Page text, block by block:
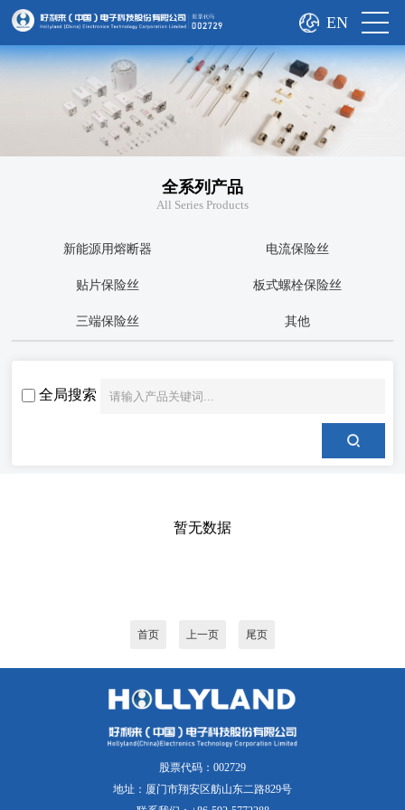
EN
全系列产品
All Series Products
新能源用熔断器 电流保险丝
贴片保险丝 板式螺栓保险丝
三端保险丝 其他
全局搜索
暂无数据
首页 上一页 尾页
股票代码：002729
地址：厦门市翔安区舫山东二路829号